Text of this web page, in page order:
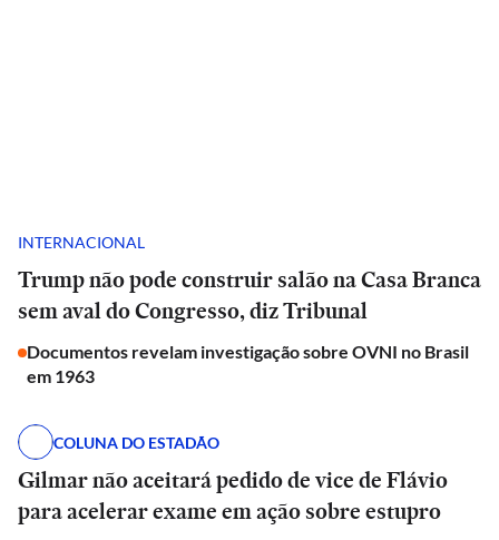
INTERNACIONAL
Trump não pode construir salão na Casa Branca
sem aval do Congresso, diz Tribunal
Documentos revelam investigação sobre OVNI no Brasil
em 1963
COLUNA DO ESTADÃO
Gilmar não aceitará pedido de vice de Flávio
para acelerar exame em ação sobre estupro